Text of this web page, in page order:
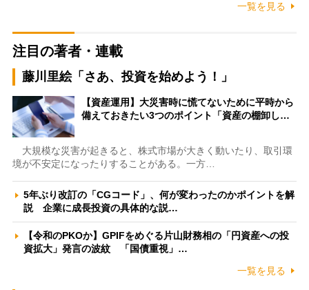
一覧を見る
注目の著者・連載
藤川里絵「さあ、投資を始めよう！」
【資産運用】大災害時に慌てないために平時から
備えておきたい3つのポイント「資産の棚卸し…
大規模な災害が起きると、株式市場が大きく動いたり、取引環
境が不安定になったりすることがある。一方…
5年ぶり改訂の「CGコード」、何が変わったのかポイントを解
説 企業に成長投資の具体的な説…
【令和のPKOか】GPIFをめぐる片山財務相の「円資産への投
資拡大」発言の波紋 「国債重視」…
一覧を見る